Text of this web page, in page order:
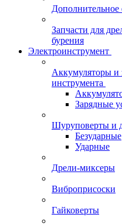
Дополнительное
Запчасти для
бурения
Электроинструмент
Аккумуляторы и
инструмента
Зарядные
Шуруповерты и
Безударные
Ударные
Дрели-миксеры
Виброприсоски
Гайковерты